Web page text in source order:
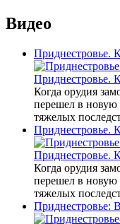
Видео
Приднестровье.
Приднестровье.
Когда орудия
перешел в новую
тяжелых
Приднестровье.
Приднестровье.
Когда орудия
перешел в новую
тяжелых
Приднестровье: